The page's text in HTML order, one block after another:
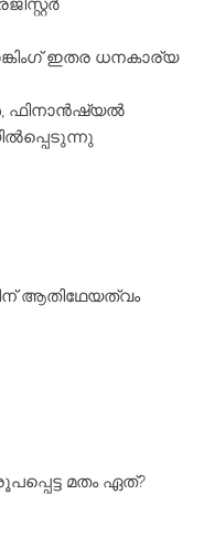
ഇതര ധനകാര്യ
ഫിനാൻഷ്യൽ
ആതിഥേയത്വം
മതം ഏത്‌?